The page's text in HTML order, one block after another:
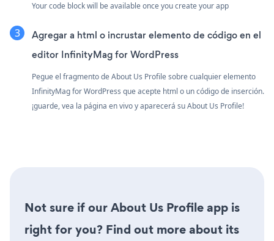
Your code block will be available once you create your app
Agregar a html o incrustar elemento de código en el
editor InfinityMag for WordPress
Pegue el fragmento de About Us Profile sobre cualquier elemento
InfinityMag for WordPress que acepte html o un código de inserción.
¡guarde, vea la página en vivo y aparecerá su About Us Profile!
Not sure if our About Us Profile app is
right for you? Find out more about its